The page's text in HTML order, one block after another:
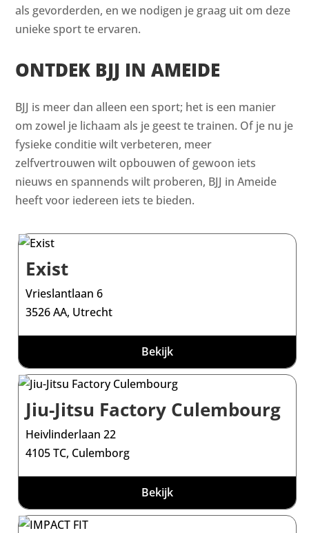
als gevorderden, en we nodigen je graag uit om deze
unieke sport te ervaren.
ONTDEK BJJ IN AMEIDE
BJJ is meer dan alleen een sport; het is een manier
om zowel je lichaam als je geest te trainen. Of je nu je
fysieke conditie wilt verbeteren, meer
zelfvertrouwen wilt opbouwen of gewoon iets
nieuws en spannends wilt proberen, BJJ in Ameide
heeft voor iedereen iets te bieden.
Exist
Vrieslantlaan 6
3526 AA, Utrecht
Bekijk
Jiu-Jitsu Factory Culembourg
Heivlinderlaan 22
4105 TC, Culemborg
Bekijk